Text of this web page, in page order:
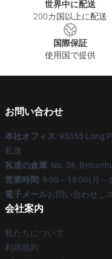
世界中に配送
200カ国以上に配送
国際保証
使用国で提供
お問い合わせ
本社オフィス: 95555 Long
私達
私達の倉庫: No. 36,
営業時間: 9:00～18:00(月～
電子メールお問い合わせ _
会社案内
私たちについて
利用規約